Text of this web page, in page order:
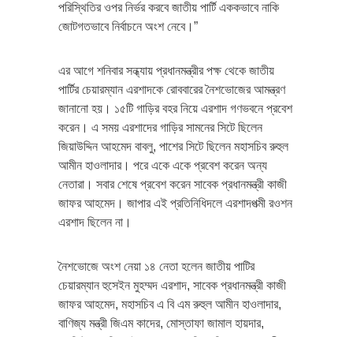
পরিস্থিতির ওপর নির্ভর করবে জাতীয় পার্টি এককভাবে নাকি
জোটগতভাবে নির্বাচনে অংশ নেবে।”
এর আগে শনিবার সন্ধ্যায় প্রধানমন্ত্রীর পক্ষ থেকে জাতীয়
পার্টির চেয়ারম্যান এরশাদকে রোববারের নৈশভোজের আমন্ত্রণ
জানানো হয়। ১৫টি গাড়ির বহর নিয়ে এরশাদ গণভবনে প্রবেশ
করেন। এ সময় এরশাদের গাড়ির সামনের সিটে ছিলেন
জিয়াউদ্দিন আহমেদ বাবলু, পাশের সিটে ছিলেন মহাসচিব রুহুল
আমীন হাওলাদার। পরে একে একে প্রবেশ করেন অন্য
নেতারা। সবার শেষে প্রবেশ করেন সাবেক প্রধানমন্ত্রী কাজী
জাফর আহমেদ। জাপার এই প্রতিনিধিদলে এরশাদপত্মী রওশন
এরশাদ ছিলেন না।
নৈশভোজে অংশ নেয়া ১৪ নেতা হলেন জাতীয় পাটির
চেয়ারম্যান হুসেইন মুহম্মদ এরশাদ, সাবেক প্রধানমন্ত্রী কাজী
জাফর আহমেদ, মহাসচিব এ বি এম রুহুল আমীন হাওলাদার,
বাণিজ্য মন্ত্রী জিএম কাদের, মোস্তাফা জামাল হায়দার,